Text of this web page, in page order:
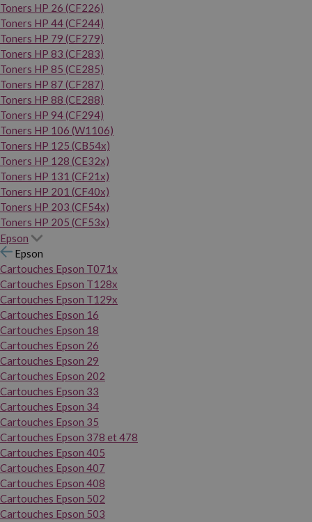
Toners HP 26 (CF226)
Toners HP 44 (CF244)
Toners HP 79 (CF279)
Toners HP 83 (CF283)
Toners HP 85 (CE285)
Toners HP 87 (CF287)
Toners HP 88 (CE288)
Toners HP 94 (CF294)
Toners HP 106 (W1106)
Toners HP 125 (CB54x)
Toners HP 128 (CE32x)
Toners HP 131 (CF21x)
Toners HP 201 (CF40x)
Toners HP 203 (CF54x)
Toners HP 205 (CF53x)
Epson
Epson
Cartouches Epson T071x
Cartouches Epson T128x
Cartouches Epson T129x
Cartouches Epson 16
Cartouches Epson 18
Cartouches Epson 26
Cartouches Epson 29
Cartouches Epson 202
Cartouches Epson 33
Cartouches Epson 34
Cartouches Epson 35
Cartouches Epson 378 et 478
Cartouches Epson 405
Cartouches Epson 407
Cartouches Epson 408
Cartouches Epson 502
Cartouches Epson 503